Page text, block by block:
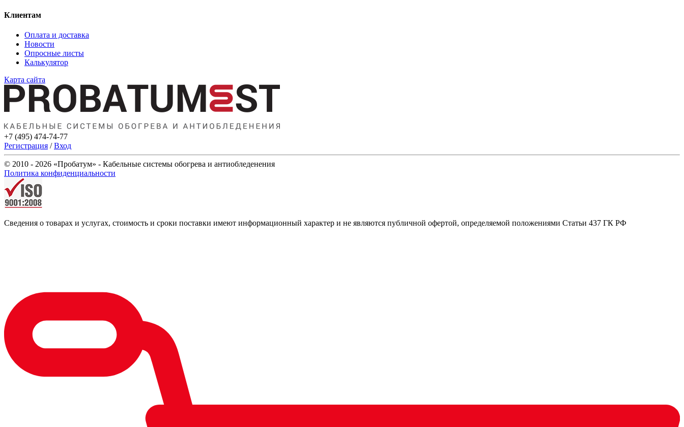
Клиентам
Оплата и доставка
Новости
Опросные листы
Калькулятор
Карта сайта
+7 (495) 474-74-77
Регистрация /Вход
© 2010 - 2026 «Пробатум» - Кабельные системы обогрева и антиобледенения
Политика конфиденциальности
Сведения о товарах и услугах, стоимость и сроки поставки имеют информационный характер и не являются публичной офертой, определяемой положениями Статьи 437 ГК РФ